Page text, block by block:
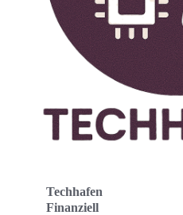
Techhafen
Finanziell